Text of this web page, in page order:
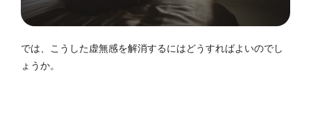
では、こうした虚無感を解消するにはどうすればよいのでし
ょうか。